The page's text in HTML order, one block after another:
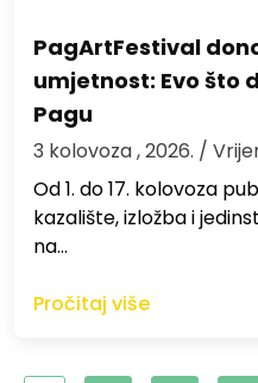
PagArtFestival
umjetnost: Evo što
Pagu
3 kolovoza , 2026. /
Od 1. do 17. kolovoza
kazalište, izložba i
na…
Pročitaj više